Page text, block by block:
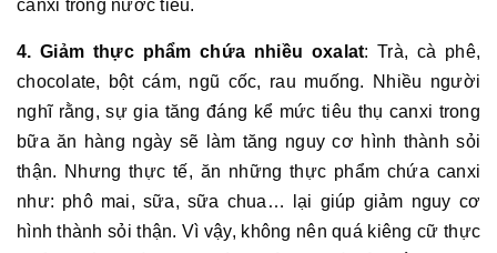
canxi trong nước tiểu.
4. Giảm thực phẩm chứa nhiều oxalat: Trà, cà phê,
chocolate, bột cám, ngũ cốc, rau muống. Nhiều người
nghĩ rằng, sự gia tăng đáng kể mức tiêu thụ canxi trong
bữa ăn hàng ngày sẽ làm tăng nguy cơ hình thành sỏi
thận. Nhưng thực tế, ăn những thực phẩm chứa canxi
như: phô mai, sữa, sữa chua… lại giúp giảm nguy cơ
hình thành sỏi thận. Vì vậy, không nên quá kiêng cữ thực